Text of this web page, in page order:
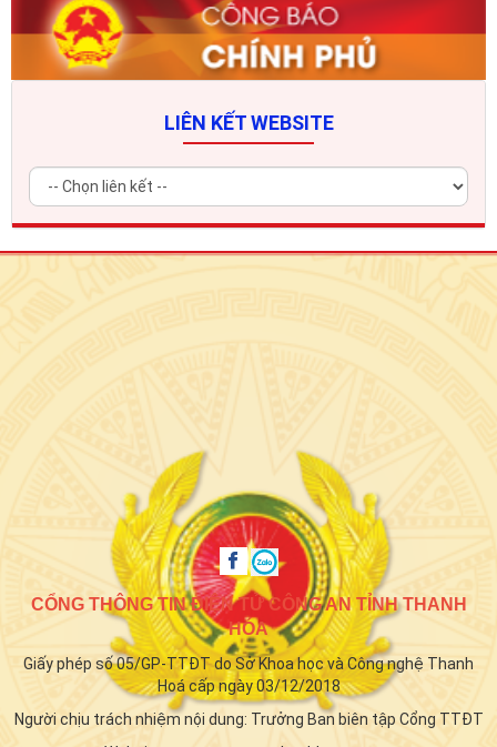
LIÊN KẾT WEBSITE
CỔNG THÔNG TIN ĐIỆN TỬ CÔNG AN TỈNH THANH
HÓA
Giấy phép số 05/GP-TTĐT do Sở Khoa học và Công nghệ Thanh
Hoá cấp ngày 03/12/2018
Người chịu trách nhiệm nội dung: Trưởng Ban biên tập Cổng TTĐT